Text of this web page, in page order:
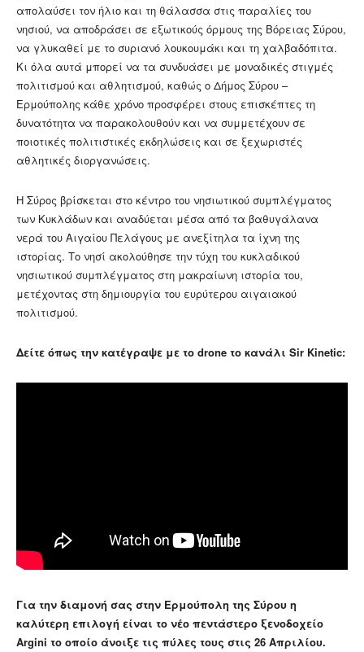
απολαύσει τον ήλιο και τη θάλασσα στις παραλίες του
νησιού, να αποδράσει σε εξωτικούς όρμους της Βόρειας Σύρου,
να γλυκαθεί με το συριανό λουκουμάκι και τη χαλβαδόπιτα.
Κι όλα αυτά μπορεί να τα συνδυάσει με μοναδικές στιγμές
πολιτισμού και αθλητισμού, καθώς ο Δήμος Σύρου –
Ερμούπολης κάθε χρόνο προσφέρει στους επισκέπτες τη
δυνατότητα να παρακολουθούν και να συμμετέχουν σε
ποιοτικές πολιτιστικές εκδηλώσεις και σε ξεχωριστές
αθλητικές διοργανώσεις.
Η Σύρος βρίσκεται στο κέντρο του νησιωτικού συμπλέγματος
των Κυκλάδων και αναδύεται μέσα από τα βαθυγάλανα
νερά του Αιγαίου Πελάγους με ανεξίτηλα τα ίχνη της
ιστορίας. Το νησί ακολούθησε την τύχη του κυκλαδικού
νησιωτικού συμπλέγματος στη μακραίωνη ιστορία του,
μετέχοντας στη δημιουργία του ευρύτερου αιγαιακού
πολιτισμού.
Δείτε όπως την κατέγραψε με το drone το κανάλι Sir Kinetic:
Για την διαμονή σας στην Ερμούπολη της Σύρου η
καλύτερη επιλογή είναι το νέο πεντάστερο ξενοδοχείο
Argini το οποίο άνοιξε τις πύλες τους στις 26 Απριλίου.